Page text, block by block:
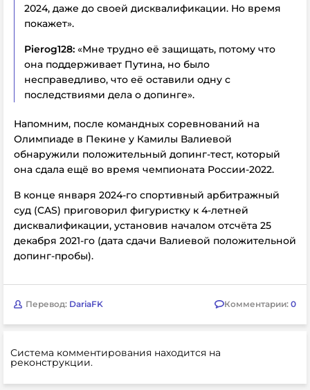
2024, даже до своей дисквалификации. Но время
покажет».
Pierog128: «Мне трудно её защищать, потому что
она поддерживает Путина, но было
несправедливо, что её оставили одну с
последствиями дела о допинге».
Напомним, после командных соревнований на
Олимпиаде в Пекине у Камилы Валиевой
обнаружили положительный допинг-тест, который
она сдала ещё во время чемпионата России-2022.
В конце января 2024-го спортивный арбитражный
суд (CAS) приговорил фигуристку к 4-летней
дисквалификации, установив началом отсчёта 25
декабря 2021-го (дата сдачи Валиевой положительной
допинг-пробы).
Перевод: DariaFK Комментарии: 0
Система комментирования находится на
реконструкции.